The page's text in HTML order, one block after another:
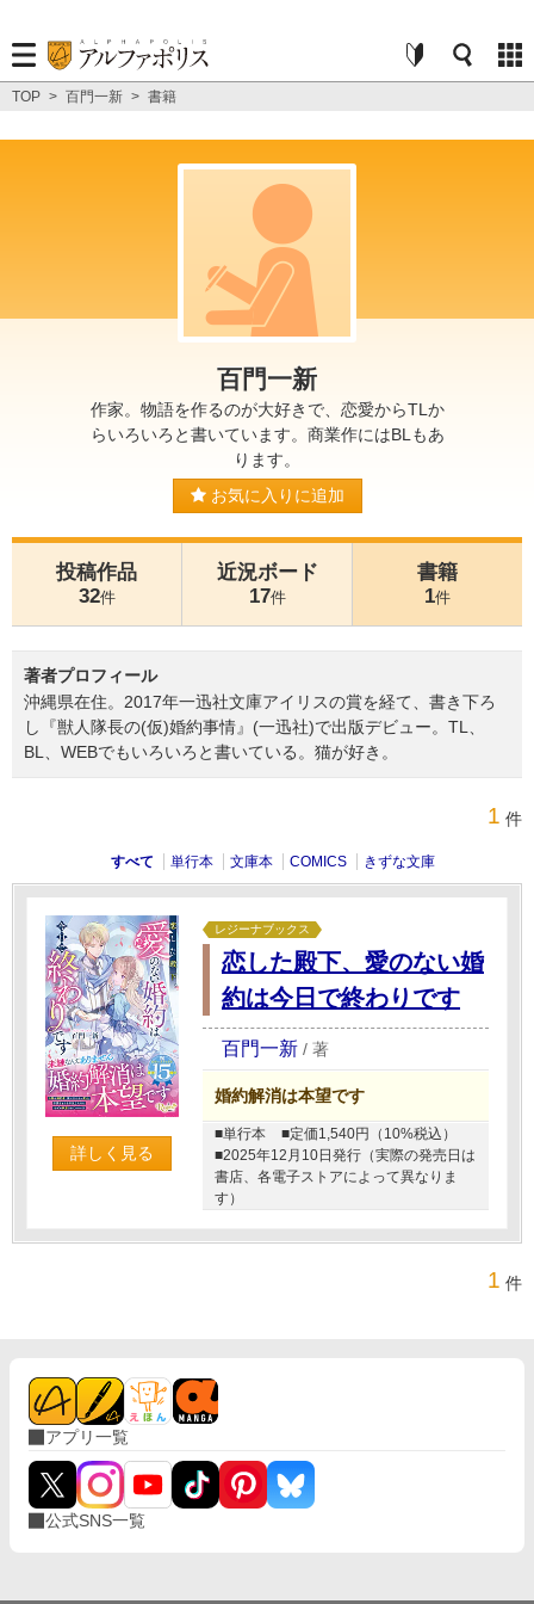
TOP > 百門一新 > 書籍
百門一新
作家。物語を作るのが大好きで、恋愛からTLか
らいろいろと書いています。商業作にはBLもあ
ります。
お気に入りに追加
投稿作品
32件
近況ボード
17件
書籍
1件
著者プロフィール
沖縄県在住。2017年一迅社文庫アイリスの賞を経て、書き下ろ
し『獣人隊長の(仮)婚約事情』(一迅社)で出版デビュー。TL、
BL、WEBでもいろいろと書いている。猫が好き。
1 件
すべて 単行本 文庫本 COMICS きずな文庫
詳しく見る
レジーナブックス
恋した殿下、愛のない婚
約は今日で終わりです
百門一新 / 著
婚約解消は本望です
■単行本
■定価1,540円（10%税込）
■2025年12月10日発行（実際の発売日は
書店、各電子ストアによって異なりま
す）
1 件
アプリ一覧
公式SNS一覧